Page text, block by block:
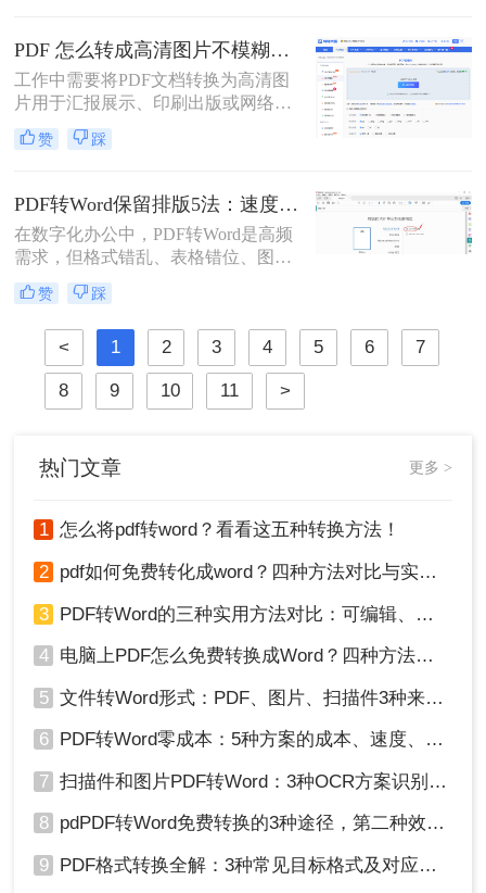
的“灵魂拷问”。
PDF 怎么转成高清图片不模糊？5种高清转换方法（2026实测指南）
工作中需要将PDF文档转换为高清图
片用于汇报展示、印刷出版或网络分
享，但转换后图片模糊不清、细节丢
失、放大后出现马赛克……这些"清
能导致重要信息无法识别。那么PDF
怎么转成高清图片不模糊呢？别再忍
受模糊图片！本文直击痛点，提供可
立即执行的高清转换方案，助您10分
钟内获得印刷级清晰度！
赞 踩
PDF转Word保留排版5法：速度优先还是排版优先？选择指南！
在数字化办公中，PDF转Word是高频
需求，但格式错乱、表格错位、图片
错位等问题频发。许多用户盲目使用
在线工具，导致文档返工重做。那么
pdf转word怎么保留原排版呢？本文基
于Windows 10/11系统实测，系统梳理
5种安全有效方法，明确标注每种方
案的适用边界与关键细节，助您高效
赞 踩
< 1 2 3 4 5 6 7
8 9 10 11 >
热门文章 更多 >
1 怎么将pdf转word？看看这五种转换方法！
2 pdf如何免费转化成word？四种方法对比与实操指南（附详细表格）
3 PDF转Word的三种实用方法对比：可编辑、保格式、避风险！
4 电脑上PDF怎么免费转换成Word？四种方法对比与实操指南（附详细表格）!
5 文件转Word形式：PDF、图片、扫描件3种来源分别怎么处理！
6 PDF转Word零成本：5种方案的成本、速度、精度对比！
7 扫描件和图片PDF转Word：3种OCR方案识别率实测！
8 pdPDF转Word免费转换的3种途径，第二种效率最高！
9 PDF格式转换全解：3种常见目标格式及对应操作方法！